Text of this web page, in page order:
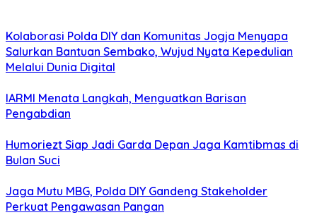
Kolaborasi Polda DIY dan Komunitas Jogja Menyapa
Salurkan Bantuan Sembako, Wujud Nyata Kepedulian
Melalui Dunia Digital
IARMI Menata Langkah, Menguatkan Barisan
Pengabdian
Humoriezt Siap Jadi Garda Depan Jaga Kamtibmas di
Bulan Suci
Jaga Mutu MBG, Polda DIY Gandeng Stakeholder
Perkuat Pengawasan Pangan